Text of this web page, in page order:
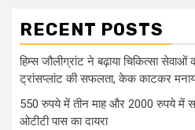
RECENT POSTS
हिम्स जौलीग्रांट ने बढ़ाया चिकित्सा सेवाओं
ट्रांसप्लांट की सफलता, केक काटकर
550 रुपये में तीन माह और 2000 रुपये में
ओटीटी पास का दायरा